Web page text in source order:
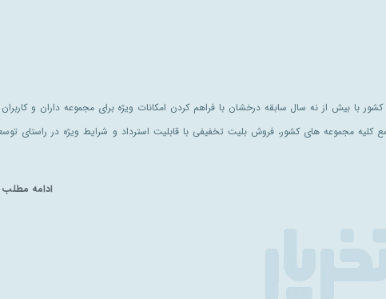
با بیش از نه سال سابقه درخشان با فراهم کردن امکانات ویژه برای مجموعه داران و
کلیه مجموعه های کشور، فروش بلیت تخفیفی با قابلیت استرداد و شرایط ویژه در راستای
ادامه